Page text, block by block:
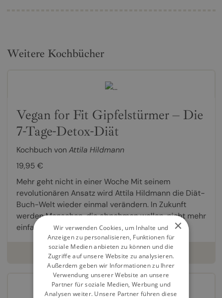
Weitere Kochbücher
Vegan for Fit Gipfelstürmer – Die
7-Tage-Detox-Diät
Kochbuch von Attila Hildmann
19,95 €
Mehr geht nicht in einer Woche Mit seinem
revolutionären Ansatz wird Attila Hildmann die Diät-
Buch-Welt wieder einmal verändern. In Zukunft
werden Menschen, die abnehmen wollen, nicht mehr
einfach...
weiterlesen
×
Wir verwenden Cookies, um Inhalte und
Anzeigen zu personalisieren, Funktionen für
soziale Medien anbieten zu können und die
Zugriffe auf unsere Website zu analysieren.
Außerdem geben wir Informationen zu Ihrer
Verwendung unserer Website an unsere
Partner für soziale Medien, Werbung und
Analysen weiter. Unsere Partner führen diese